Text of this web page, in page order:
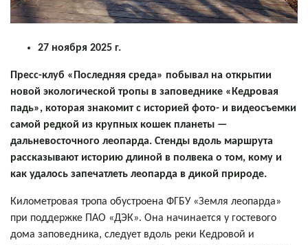
27 ноября 2025 г.
Пресс-клуб «Последняя среда» побывал на открытии
новой экологической тропы в заповеднике «Кедровая
падь», которая знакомит с историей фото- и видеосъемки
самой редкой из крупных кошек планеты —
дальневосточного леопарда. Стенды вдоль маршрута
рассказывают историю длиной в полвека о том, кому и
как удалось запечатлеть леопарда в дикой природе.
Километровая тропа обустроена ФГБУ «Земля леопарда»
при поддержке ПАО «ДЭК». Она начинается у гостевого
дома заповедника, следует вдоль реки Кедровой и